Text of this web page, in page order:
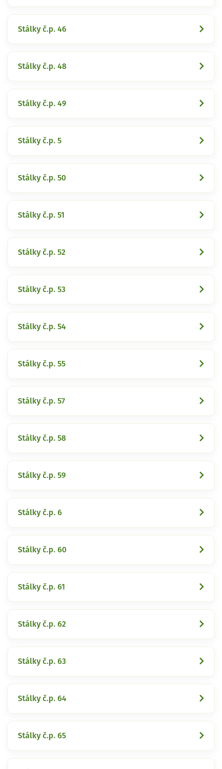
Stálky č.p. 46
Stálky č.p. 48
Stálky č.p. 49
Stálky č.p. 5
Stálky č.p. 50
Stálky č.p. 51
Stálky č.p. 52
Stálky č.p. 53
Stálky č.p. 54
Stálky č.p. 55
Stálky č.p. 57
Stálky č.p. 58
Stálky č.p. 59
Stálky č.p. 6
Stálky č.p. 60
Stálky č.p. 61
Stálky č.p. 62
Stálky č.p. 63
Stálky č.p. 64
Stálky č.p. 65